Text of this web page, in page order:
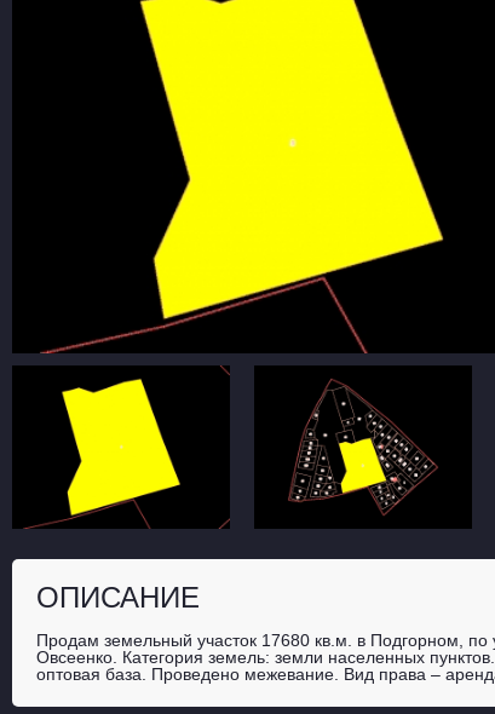
ОПИСАНИЕ
Продам земельный участок 17680 кв.м. в Подгорном,
Овсеенко. Категория земель: земли населенных
оптовая база. Проведено межевание. Вид права –